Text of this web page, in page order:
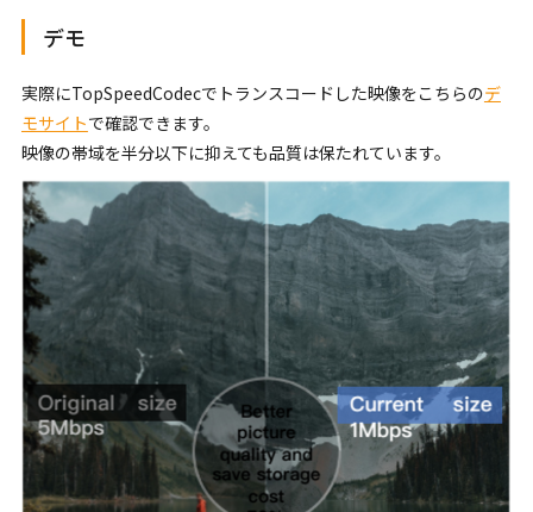
デモ
実際にTopSpeedCodecでトランスコードした映像をこちらのデ
モサイトで確認できます。
映像の帯域を半分以下に抑えても品質は保たれています。